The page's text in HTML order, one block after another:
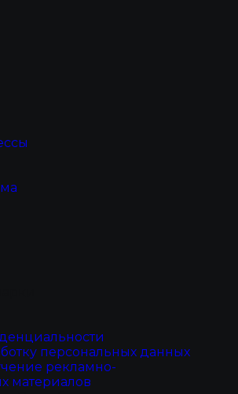
персональных данных
рекламно-
материалов